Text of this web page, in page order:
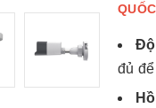
QUỐC
Độ
đủ